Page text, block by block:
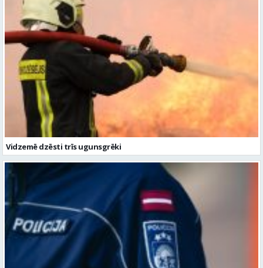
Vidzemē dzēsti trīs ugunsgrēki